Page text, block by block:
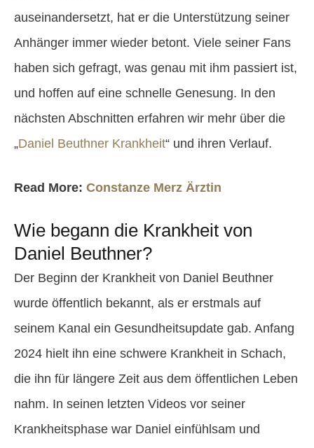
auseinandersetzt, hat er die Unterstützung seiner
Anhänger immer wieder betont. Viele seiner Fans
haben sich gefragt, was genau mit ihm passiert ist,
und hoffen auf eine schnelle Genesung. In den
nächsten Abschnitten erfahren wir mehr über die
„Daniel Beuthner Krankheit“ und ihren Verlauf.
Read More: Constanze Merz Ärztin
Wie begann die Krankheit von
Daniel Beuthner?
Der Beginn der Krankheit von Daniel Beuthner
wurde öffentlich bekannt, als er erstmals auf
seinem Kanal ein Gesundheitsupdate gab. Anfang
2024 hielt ihn eine schwere Krankheit in Schach,
die ihn für längere Zeit aus dem öffentlichen Leben
nahm. In seinen letzten Videos vor seiner
Krankheitsphase war Daniel einfühlsam und